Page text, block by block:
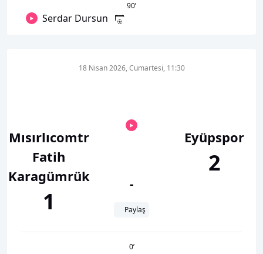
90’
Serdar Dursun
Mısırlıcomtr
Fatih
Karagümrük
1
18 Nisan 2026, Cumartesi, 11:30
-
Paylaş
Eyüpspor
2
0’